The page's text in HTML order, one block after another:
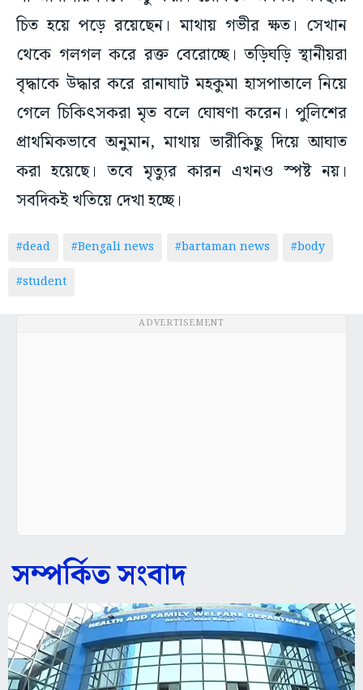
চিত হয়ে পড়ে রয়েছেন। মাথায় গভীর ক্ষত। সেখান
থেকে গলগল করে রক্ত বেরোচ্ছে। তড়িঘড়ি স্থানীয়রা
বৃদ্ধাকে উদ্ধার করে রানাঘাট মহকুমা হাসপাতালে নিয়ে
গেলে চিকিৎসকরা মৃত বলে ঘোষণা করেন। পুলিশের
প্রাথমিকভাবে অনুমান, মাথায় ভারীকিছু দিয়ে আঘাত
করা হয়েছে। তবে মৃত্যুর কারন এখনও স্পষ্ট নয়।
সবদিকই খতিয়ে দেখা হচ্ছে।
#dead #Bengali news #bartaman news
#body
#student
ADVERTISEMENT
সম্পর্কিত সংবাদ